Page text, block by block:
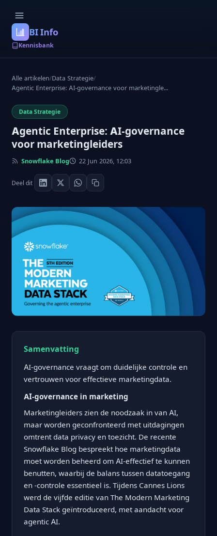
BI Info
Kennisbank
Alle artikelen/Data Strategie/
Agentic Enterprise: AI-governance voor marketingle...
Data Strategie
Agentic Enterprise: AI-governance
voor marketingleiders
Snowflake Blog 22 Jun 2026, 12:03
Deel dit
Samenvatting
AI-governance vraagt om duidelijke controle en
vertrouwen voor effectieve marketingdata.
AI-governance in marketing
Marketingleiders zien de noodzaak in van AI,
maar worden geconfronteerd met uitdagingen
omtrent data privacy en toezicht. De recente
Snowflake Blog bespreekt hoe marketingdata
moet worden beheerd om AI-effectief te kunnen
benutten, waarbij de balans tussen datatoegang
en -controle essentieel is. Tijdens Cannes Lions
werd de vijfde editie van The Modern Marketing
Data Stack geïntroduceerd, met aandacht voor
agentic AI.